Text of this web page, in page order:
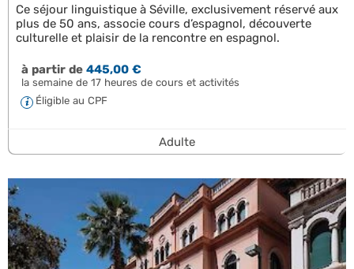
Ce séjour linguistique à Séville, exclusivement réservé aux
plus de 50 ans, associe cours d’espagnol, découverte
culturelle et plaisir de la rencontre en espagnol.
à partir de445,00 €
la semaine de 17 heures de cours et activités
Éligible au CPF
Adulte